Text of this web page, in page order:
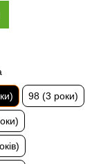
98 (3 роки)